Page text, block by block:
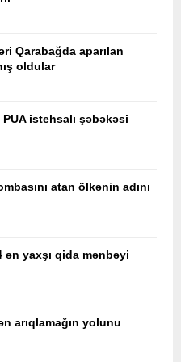
Qarabağda aparılan
oldular
istehsalı şəbəkəsi
atan ölkənin adını
yaxşı qida mənbəyi
arıqlamağın yolunu